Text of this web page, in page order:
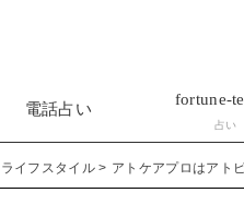
電話占い
fortune-
占い
ライフスタイル アトケアプロはアト